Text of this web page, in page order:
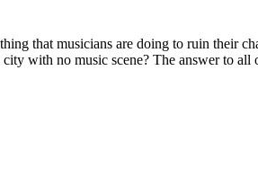
that musicians are doing to ruin their
city with no music scene? The answer to